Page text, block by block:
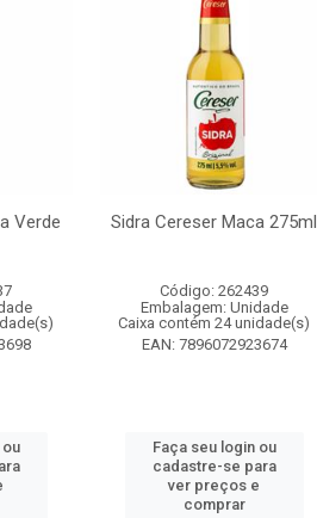
Verde
Sidra Cereser Maca 275ml
Código: 262439
Embalagem: Unidade
Caixa contém 24 unidade(s)
EAN: 7896072923674
Faça seu login ou
cadastre-se para
ver preços e
comprar